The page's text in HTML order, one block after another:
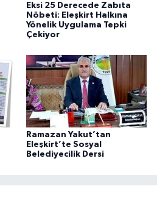
Eksi 25 Derecede Zabıta
Nöbeti: Eleşkirt Halkına
Yönelik Uygulama Tepki
Çekiyor
Ramazan Yakut’tan
Eleşkirt’te Sosyal
Belediyecilik Dersi